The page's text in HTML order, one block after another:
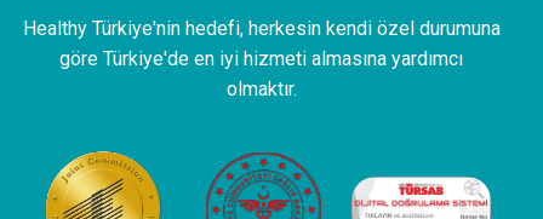
Healthy Türkiye'nin hedefi, herkesin kendi özel durumuna
göre Türkiye'de en iyi hizmeti almasına yardımcı
olmaktır.